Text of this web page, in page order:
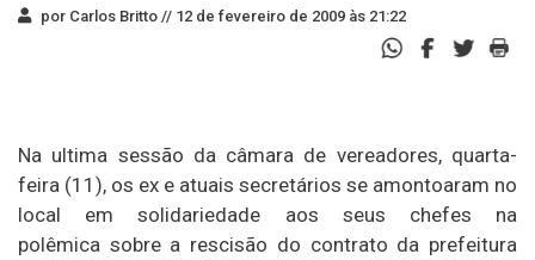
por Carlos Britto // 12 de fevereiro de 2009 às 21:22
Na ultima sessão da câmara de vereadores, quarta-
feira (11), os ex e atuais secretários se amontoaram no
local em solidariedade aos seus chefes na
polêmica sobre a rescisão do contrato da prefeitura